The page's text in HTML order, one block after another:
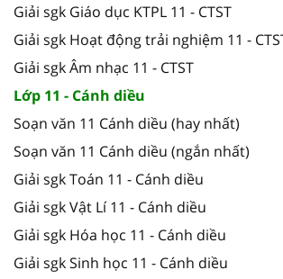
Giải sgk Giáo dục KTPL 11 - CTST
Giải sgk Hoạt động trải nghiệm 11 -
Giải sgk Âm nhạc 11 - CTST
Lớp 11 - Cánh diều
Soạn văn 11 Cánh diều (hay nhất)
Soạn văn 11 Cánh diều (ngắn nhất)
Giải sgk Toán 11 - Cánh diều
Giải sgk Vật Lí 11 - Cánh diều
Giải sgk Hóa học 11 - Cánh diều
Giải sgk Sinh học 11 - Cánh diều